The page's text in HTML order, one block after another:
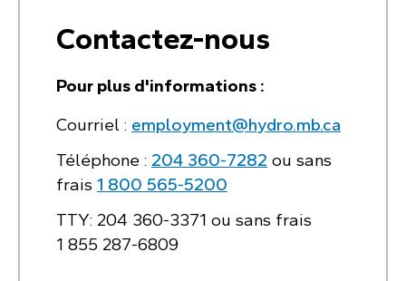
Contactez-nous
Pour plus d'informations :
Courriel : employment@hydro.mb.ca
Téléphone : 204 360‑7282 ou sans
frais 1 800 565‑5200
TTY: 204 360‑3371 ou sans frais
1 855 287‑6809